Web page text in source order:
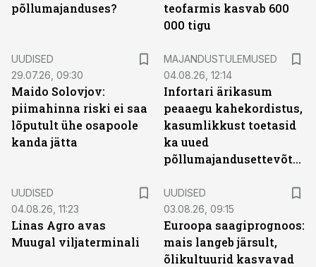
põllumajanduses?
teofarmis kasvab 600
000 tigu
UUDISED
29.07.26, 09:30
Maido Solovjov:
piimahinna riski ei saa
lõputult ühe osapoole
kanda jätta
MAJANDUSTULEMUSED
04.08.26, 12:14
Infortari ärikasum
peaaegu kahekordistus,
kasumlikkust toetasid
ka uued
põllumajandusettevõtted
UUDISED
04.08.26, 11:23
Linas Agro avas
Muugal viljaterminali
UUDISED
03.08.26, 09:15
Euroopa saagiprognoos:
mais langeb järsult,
õlikultuurid kasvavad